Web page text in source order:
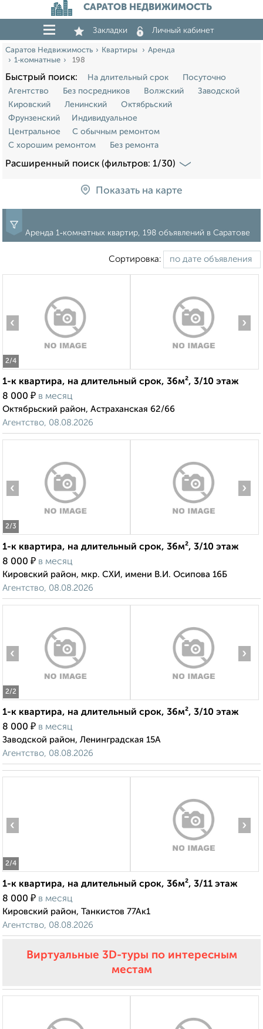
САРАТОВ НЕДВИЖИМОСТЬ
Закладки Личный кабинет
Саратов Недвижимость Квартиры
Аренда
1‑комнатные
198
Быстрый поиск: На длительный срок
Посуточно
Агентство
Без посредников Волжский
Заводской
Кировский
Ленинский
Октябрьский
Фрунзенский
Индивидуальное
Центральное
С обычным ремонтом
С хорошим ремонтом
Без ремонта
Расширенный поиск (фильтров: 1/30)
Показать на карте
Аренда 1‑комнатных квартир, 198 объявлений в Саратове
Сортировка:
2/4
‹ ›
1-к квартира, на длительный срок, 36м², 3/10 этаж
8 000 ₽ в месяц
Октябрьский район, Астраханская 62/66
Агентство, 08.08.2026
2/3
‹ ›
1-к квартира, на длительный срок, 36м², 3/10 этаж
8 000 ₽ в месяц
Кировский район, мкр. СХИ, имени В.И. Осипова 16Б
Агентство, 08.08.2026
2/2
‹ ›
1-к квартира, на длительный срок, 36м², 3/10 этаж
8 000 ₽ в месяц
Заводской район, Ленинградская 15А
Агентство, 08.08.2026
2/4
‹ ›
1-к квартира, на длительный срок, 36м², 3/11 этаж
8 000 ₽ в месяц
Кировский район, Танкистов 77Ак1
Агентство, 08.08.2026
Виртуальные 3D-туры по интересным
местам